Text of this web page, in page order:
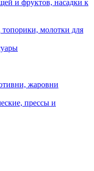
и фруктов, насадки к
молотки для
жаровни
прессы и